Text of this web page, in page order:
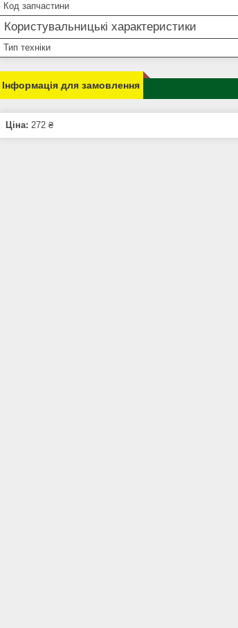
Код запчастини
Користувальницькі характеристики
Тип техніки
Інформація для замовлення
Ціна: 272 ₴